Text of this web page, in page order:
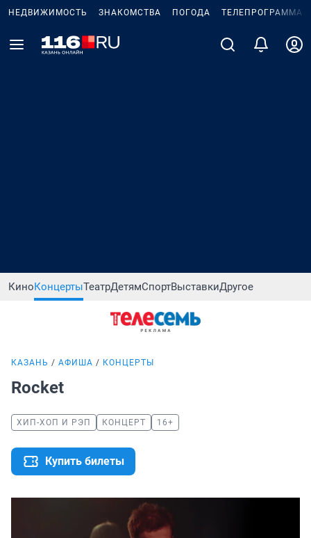
НЕДВИЖИМОСТЬ ЗНАКОМСТВА ПОГОДА ТЕЛЕПРОГРАММА
КиноКонцертыТеатрДетямСпортВыставкиДругое
КАЗАНЬ АФИША КОНЦЕРТЫ
Rocket
ХИП-ХОП И РЭП КОНЦЕРТ 16+
Купить билеты